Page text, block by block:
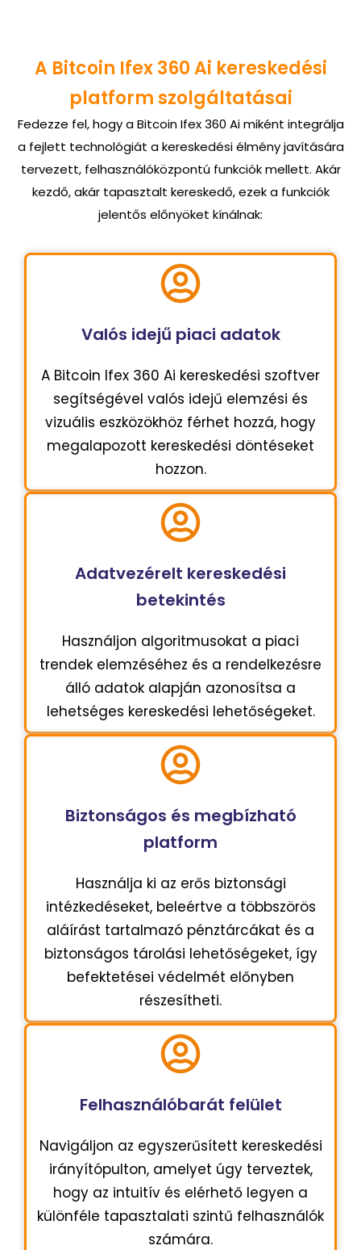
A Bitcoin Ifex 360 Ai kereskedési
platform szolgáltatásai
Fedezze fel, hogy a Bitcoin Ifex 360 Ai miként integrálja
a fejlett technológiát a kereskedési élmény javítására
tervezett, felhasználóközpontú funkciók mellett. Akár
kezdő, akár tapasztalt kereskedő, ezek a funkciók
jelentős előnyöket kínálnak:
Valós idejű piaci adatok
A Bitcoin Ifex 360 Ai kereskedési szoftver
segítségével valós idejű elemzési és
vizuális eszközökhöz férhet hozzá, hogy
megalapozott kereskedési döntéseket
hozzon.
Adatvezérelt kereskedési
betekintés
Használjon algoritmusokat a piaci
trendek elemzéséhez és a rendelkezésre
álló adatok alapján azonosítsa a
lehetséges kereskedési lehetőségeket.
Biztonságos és megbízható
platform
Használja ki az erős biztonsági
intézkedéseket, beleértve a többszörös
aláírást tartalmazó pénztárcákat és a
biztonságos tárolási lehetőségeket, így
befektetései védelmét előnyben
részesítheti.
Felhasználóbarát felület
Navigáljon az egyszerűsített kereskedési
irányítópulton, amelyet úgy terveztek,
hogy az intuitív és elérhető legyen a
különféle tapasztalati szintű felhasználók
számára.